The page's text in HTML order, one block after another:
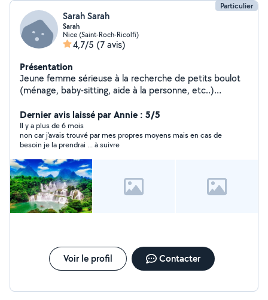
Particulier
Sarah Sarah
Sarah
Nice (Saint-Roch-Ricolfi)
4,7/5 (7 avis)
Présentation
Jeune femme sérieuse à la recherche de petits boulot
(ménage, baby-sitting, aide à la personne, etc..)
Dernier avis laissé par Annie : 5/5
Il y a plus de 6 mois
non car j'avais trouvé par mes propres moyens mais en cas de
besoin je la prendrai ... à suivre
Voir le profil Contacter